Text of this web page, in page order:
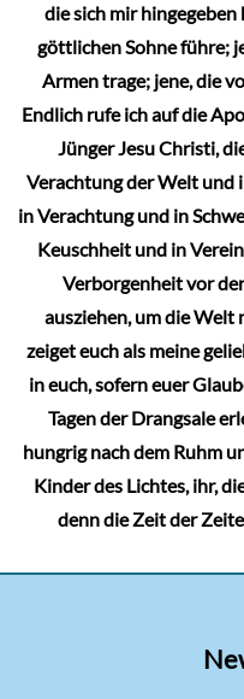
die sich mir hingegeben
göttlichen Sohne führe;
Armen trage; jene, die
Endlich rufe ich auf die
Jünger Jesu Christi,
Verachtung der Welt und
in Verachtung und in
Keuschheit und in
Verborgenheit vor
ausziehen, um die Welt
zeiget euch als meine
in euch, sofern euer
Tagen der Drangsale
hungrig nach dem Ruhm
Kinder des Lichtes, ihr,
denn die Zeit der